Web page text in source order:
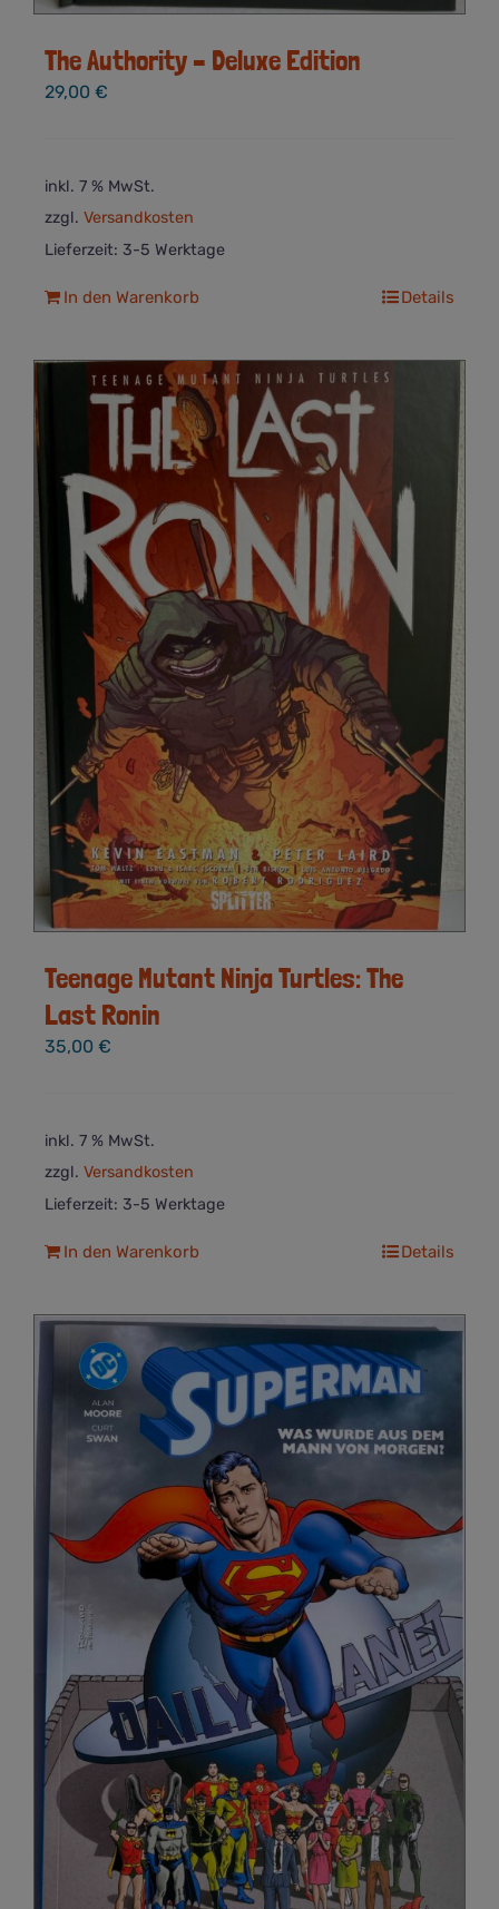
The Authority – Deluxe Edition
29,00 €
inkl. 7 % MwSt.
zzgl. Versandkosten
Lieferzeit: 3-5 Werktage
In den Warenkorb Details
Teenage Mutant Ninja Turtles: The
Last Ronin
35,00 €
inkl. 7 % MwSt.
zzgl. Versandkosten
Lieferzeit: 3-5 Werktage
In den Warenkorb Details